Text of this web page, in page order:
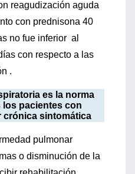
reagudización aguda
con prednisona 40
no fue inferior al
con respecto a las
.
es la norma
pacientes con
crónica sintomática
pulmonar
o disminución de la